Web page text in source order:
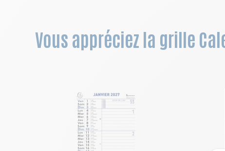
Vous appréciez la grille